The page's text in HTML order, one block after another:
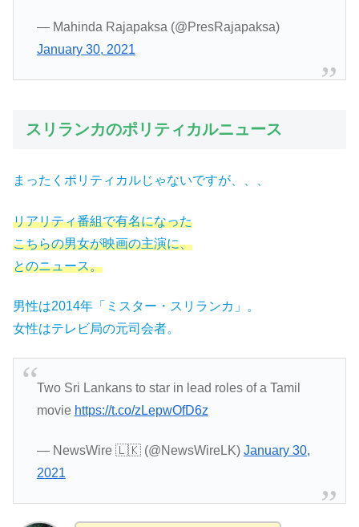
— Mahinda Rajapaksa (@PresRajapaksa)
January 30, 2021
スリランカのポリティカルニュース
まったくポリティカルじゃないですが、、、
リアリティ番組で有名になった
こちらの男女が映画の主演に、
とのニュース。
男性は2014年「ミスター・スリランカ」。
女性はテレビ局の元司会者。
Two Sri Lankans to star in lead roles of a Tamil
movie https://t.co/zLepwOfD6z
— NewsWire 🇱🇰 (@NewsWireLK) January 30,
2021